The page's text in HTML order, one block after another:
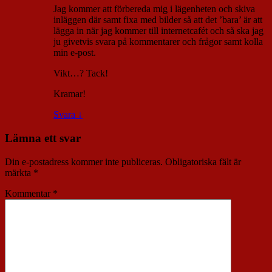
Jag kommer att förbereda mig i lägenheten och skiva
inläggen där samt fixa med bilder så att det ’bara’ är att
lägga in när jag kommer till internetcafét och så ska jag
ju givetvis svara på kommentarer och frågor samt kolla
min e-post.
Vikt…? Tack!
Kramar!
Svara ↓
Lämna ett svar
Din e-postadress kommer inte publiceras. Obligatoriska fält är
märkta *
Kommentar *